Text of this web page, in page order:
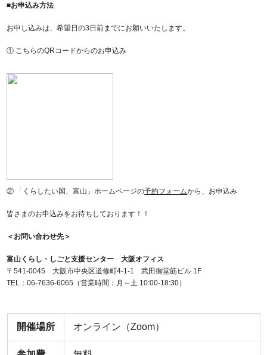
■お申込み方法
お申し込みは、希望日の3日前までにお願いいたします。
① こちらのQRコードからのお申込み
② 「くらしたい国、富山」ホームページの予約フォームから、お申込み
皆さまのお申込みをお待ちしております！！
＜お問い合わせ先＞
富山くらし・しごと支援センター 大阪オフィス
〒541-0045 大阪市中央区道修町4-1-1 武田御堂筋ビル 1F
TEL：06-7636-6065（営業時間：月～土 10:00-18:30）
開催場所 オンライン（Zoom）